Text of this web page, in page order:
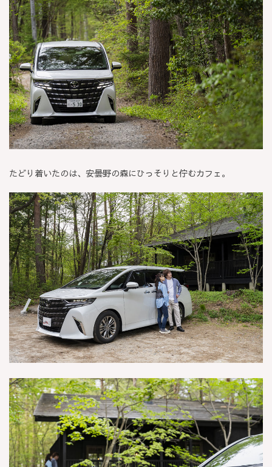
たどり着いたのは、安曇野の森にひっそりと佇むカフェ。